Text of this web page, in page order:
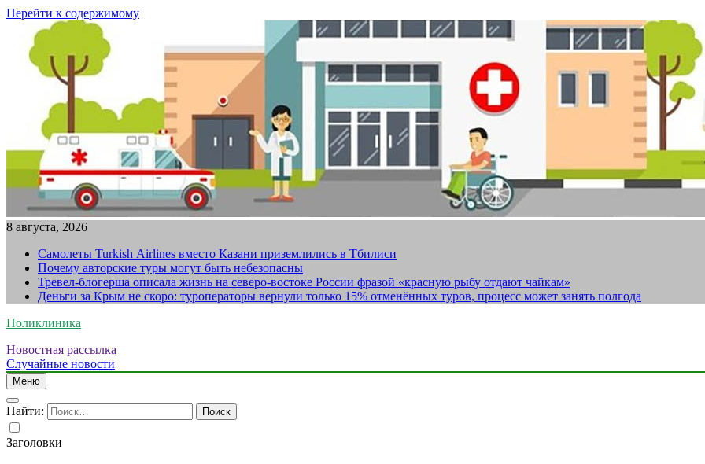
Перейти к содержимому
8 августа, 2026
Самолеты Turkish Airlines вместо Казани приземлились в Тбилиси
Почему авторские туры могут быть небезопасны
Тревел-блогерша описала жизнь на северо-востоке России фразой «красную рыбу отдают чайкам»
Деньги за Крым не скоро: туроператоры вернули только 15% отменённых туров, процесс может занять полгода
Поликлиника
Новостная рассылка
Случайные новости
Меню
Найти:
Заголовки